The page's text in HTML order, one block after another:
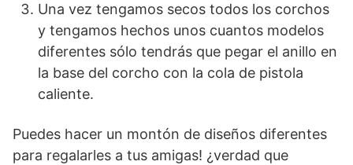
Una vez tengamos secos todos los corchos
y tengamos hechos unos cuantos modelos
diferentes sólo tendrás que pegar el anillo en
la base del corcho con la cola de pistola
caliente.
Puedes hacer un montón de diseños diferentes
para regalarles a tus amigas! ¿verdad que